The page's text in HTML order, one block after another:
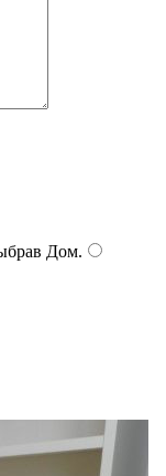
Дом.